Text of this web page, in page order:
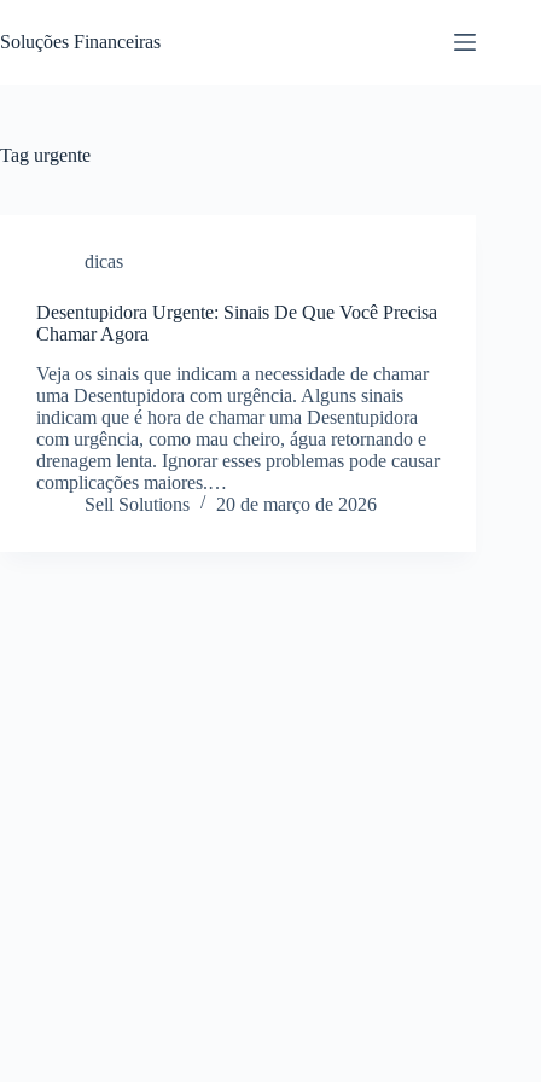
para
o
Soluções Financeiras
Tag urgente
dicas
Desentupidora Urgente: Sinais De Que Você Precisa
Chamar Agora
Veja os sinais que indicam a necessidade de chamar
uma Desentupidora com urgência. Alguns sinais
indicam que é hora de chamar uma Desentupidora
com urgência, como mau cheiro, água retornando e
drenagem lenta. Ignorar esses problemas pode causar
complicações maiores.…
Sell Solutions
20 de março de 2026